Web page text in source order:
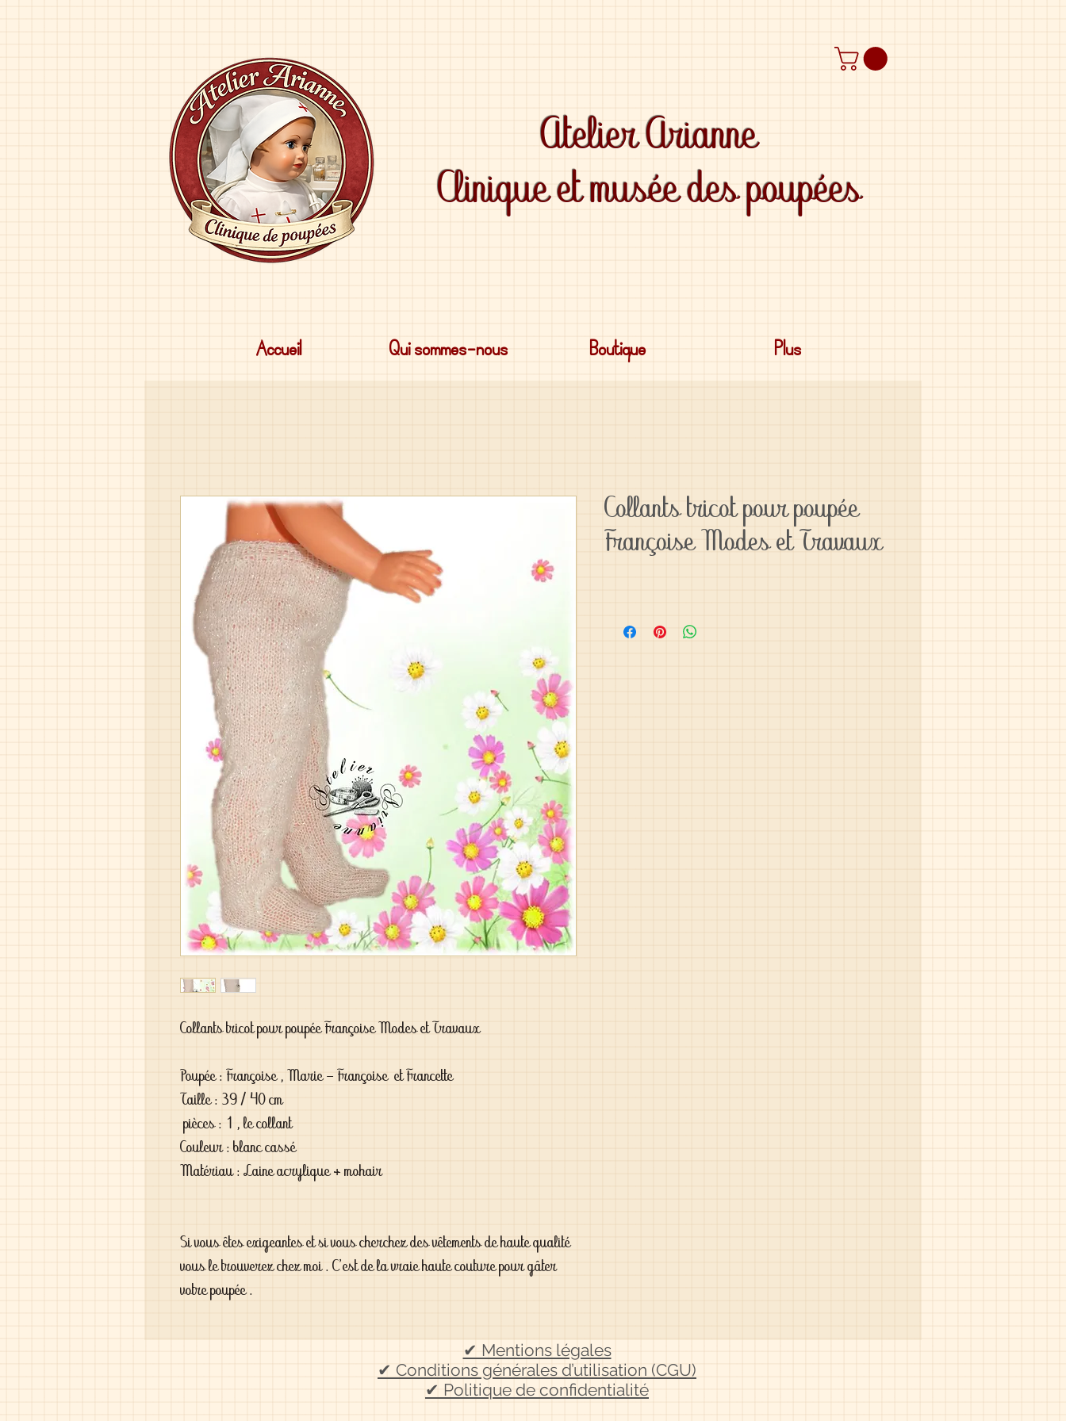
Atelier Arianne
Clinique et musée des poupées
Accueil Qui sommes-nous Boutique Plus
Collants tricot pour poupée Françoise Modes et Travaux
Poupée : Françoise , Marie - Françoise et Francette
Taille : 39 / 40 cm
pièces : 1 , le collant
Couleur : blanc cassé
Matériau : Laine acrylique + mohair
Si vous êtes exigeantes et si vous cherchez des vêtements de haute qualité
vous le trouverez chez moi . C'est de la vraie haute couture pour gâter
votre poupée .
Collants tricot pour poupée
Françoise Modes et Travaux
✔ Mentions légales
✔ Conditions générales d’utilisation (CGU)
✔ Politique de confidentialité